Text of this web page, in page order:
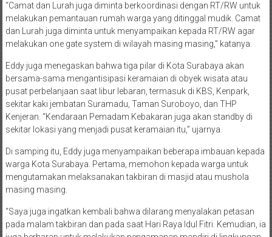
“Camat dan Lurah juga diminta berkoordinasi dengan RT/RW untuk
melakukan pemantauan rumah warga yang ditinggal mudik. Camat
dan Lurah juga diminta untuk menyampaikan kepada RT/RW agar
melakukan one gate system di wilayah masing masing,” katanya.
Eddy juga menegaskan bahwa tiga pilar di Kota Surabaya akan
bersama-sama mengantisipasi keramaian di obyek wisata atau
pusat perbelanjaan saat libur lebaran, termasuk di KBS, Kenpark,
sekitar kaki jembatan Suramadu, Taman Suroboyo, dan THP
Kenjeran. “Kendaraan Pemadam Kebakaran juga akan standby di
sekitar lokasi yang menjadi pusat keramaian itu,” ujarnya.
Di samping itu, Eddy juga menyampaikan beberapa imbauan kepada
warga Kota Surabaya. Pertama, memohon kepada warga untuk
mengutamakan melaksanakan takbiran di masjid atau mushola
masing masing.
“Saya juga ingatkan kembali bahwa dilarang menyalakan petasan
pada malam takbiran dan pada saat Hari Raya Idul Fitri. Kemudian, ia